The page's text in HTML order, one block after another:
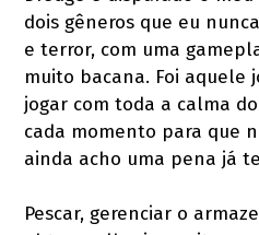
dois gêneros que eu
e terror, com uma
muito bacana. Foi aquele
jogar com toda a calma
cada momento para que
ainda acho uma pena já
Pescar, gerenciar o